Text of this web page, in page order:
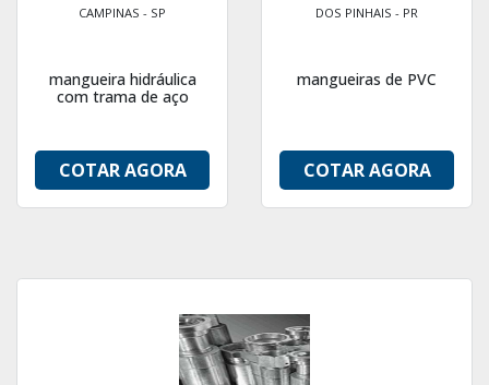
CAMPINAS - SP
mangueira hidráulica
com trama de aço
COTAR AGORA
DOS PINHAIS - PR
mangueiras de PVC
COTAR AGORA